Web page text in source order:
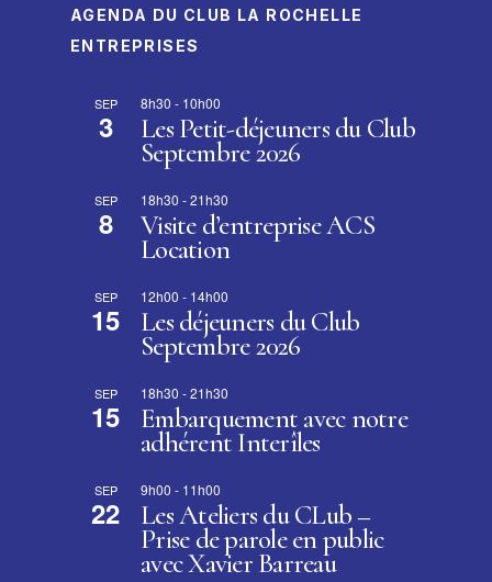
AGENDA DU CLUB LA ROCHELLE
ENTREPRISES
SEP
3
8h30 - 10h00
Les Petit-déjeuners du Club
Septembre 2026
SEP
8
18h30 -21h30
Visite d’entreprise ACS
Location
SEP
15
12h00 - 14h00
Les déjeuners du Club
Septembre 2026
SEP
15
18h30 -21h30
Embarquement avec notre
adhérent Interîles
SEP
22
9h00 - 11h00
Les Ateliers du CLub –
Prise de parole en public
avec Xavier Barreau